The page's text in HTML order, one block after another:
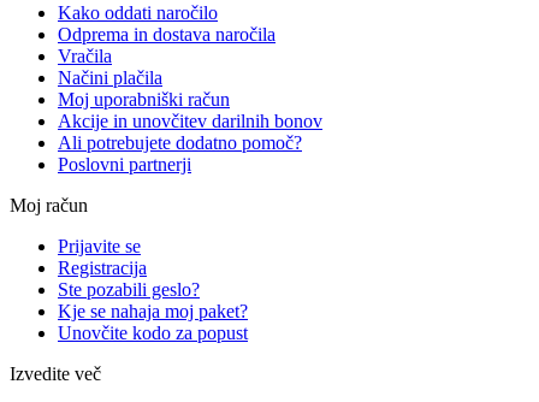
Kako oddati naročilo
Odprema in dostava naročila
Vračila
Načini plačila
Moj uporabniški račun
Akcije in unovčitev darilnih bonov
Ali potrebujete dodatno pomoč?
Poslovni partnerji
Moj račun
Prijavite se
Registracija
Ste pozabili geslo?
Kje se nahaja moj paket?
Unovčite kodo za popust
Izvedite več